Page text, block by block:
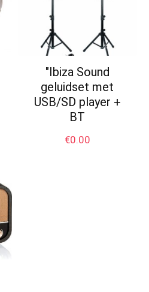
"Ibiza Sound
geluidset met
USB/SD player +
BT
€0.00